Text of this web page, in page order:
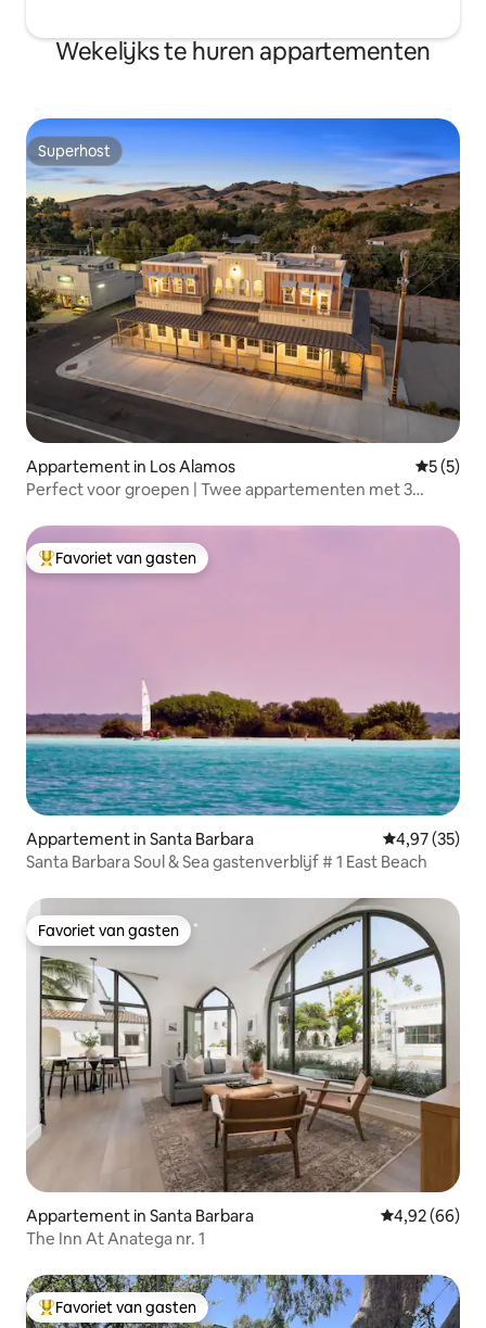
Wekelijks te huren appartementen
Superhost
Superhost
Appartement in Los Alamos
5 (5)
Perfect voor groepen | Twee appartementen met 3
Topfavoriet van gasten
Favoriet van gasten
Appartement in Santa Barbara Gemiddelde
4,97 (35)
Santa Barbara Soul & Sea gastenverblijf # 1 East Beach
Favoriet van gasten
Favoriet van gasten
Appartement in Santa Barbara Gemiddelde
4,92 (66)
The Inn At Anatega nr. 1
Topfavoriet van gasten
Favoriet van gasten